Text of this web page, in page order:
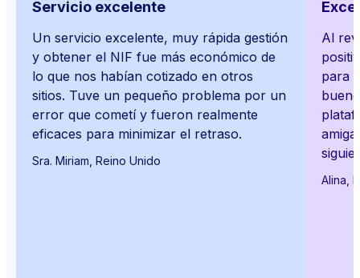
Servicio excelente
Un servicio excelente, muy rápida gestión
y obtener el NIF fue más económico de
lo que nos habían cotizado en otros
sitios. Tuve un pequeño problema por un
error que cometí y fueron realmente
eficaces para minimizar el retraso.
Sra. Miriam, Reino Unido
Al
para
Alina,